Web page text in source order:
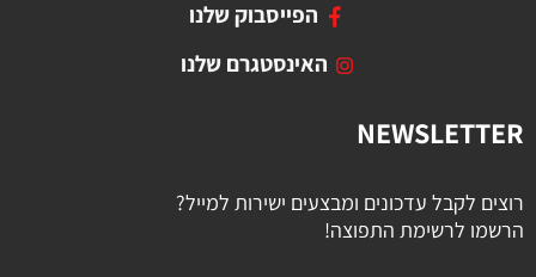
הפייסבוק שלנו
האינסטגרם שלנו
NEWSLETTER
רוצים לקבל עדכונים ומבצעים ישירות למייל?
הרשמו לרשימת התפוצה!